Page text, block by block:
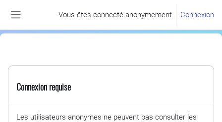
Vous êtes connecté anonymement Connexion
Connexion requise
Les utilisateurs anonymes ne peuvent pas consulter les